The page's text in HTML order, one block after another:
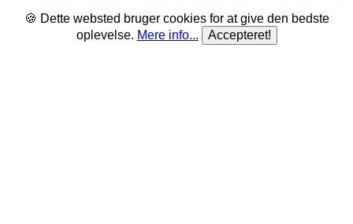
🍪 Dette websted bruger cookies for at give den bedste
oplevelse. Mere info... Accepteret!